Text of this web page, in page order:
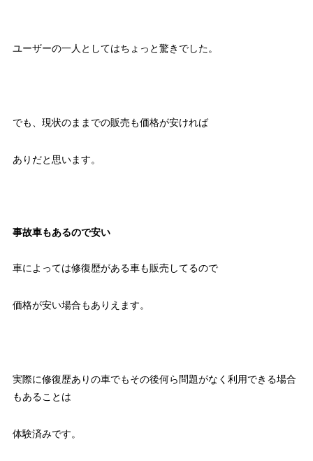
ユーザーの一人としてはちょっと驚きでした。
でも、現状のままでの販売も価格が安ければ
ありだと思います。
事故車もあるので安い
車によっては修復歴がある車も販売してるので
価格が安い場合もありえます。
実際に修復歴ありの車でもその後何ら問題がなく利用できる場合
もあることは
体験済みです。